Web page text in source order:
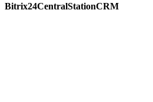
Bitrix24CentralStationCRM